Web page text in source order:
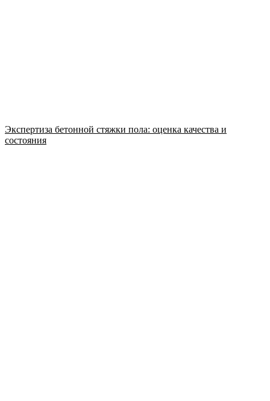
Экспертиза бетонной стяжки пола: оценка качества и
состояния